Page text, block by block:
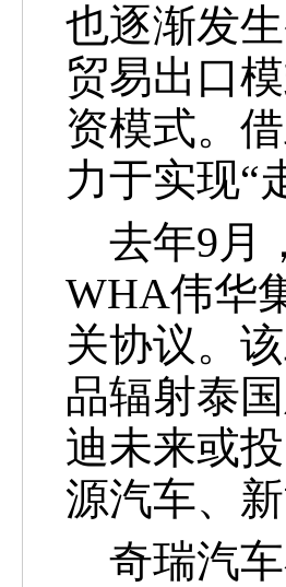
也逐渐发
贸易出口
资模式。
力于实现“
去年9月
WHA伟华
关协议。
品辐射泰
迪未来或
源汽车、
奇瑞汽车